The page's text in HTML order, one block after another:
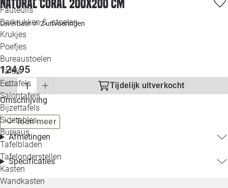
Fauteuils
Barkrukken & -stoelen
Krukjes
Poefjes
Bureaustoelen
Tafels
Eettafels
Salontafels
Bijzettafels
Sidetables
Bureaus
Tafelbladen
Tafelonderstellen
Kasten
Wandkasten
natural coral 200x200 cm
Leverbaar in2 uitvoeringen
124,95
Tijdelijk uitverkocht
Omschrijving
Toon meer
Afmetingen
Specificaties